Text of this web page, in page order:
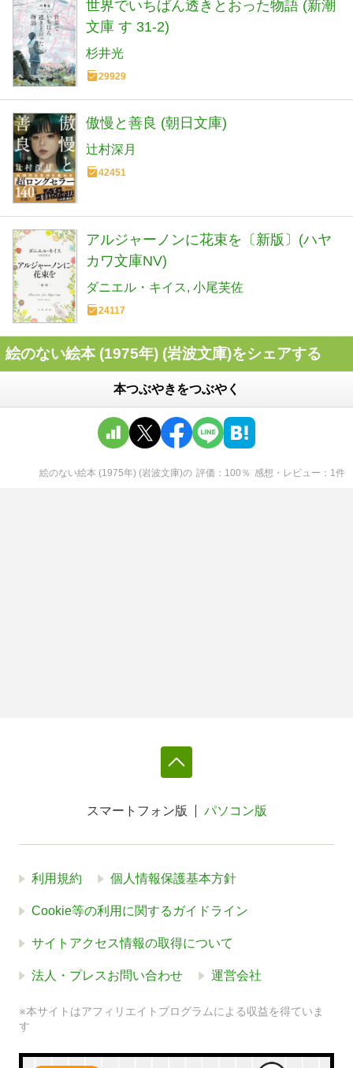
世界でいちばん透きとおった物語 (新潮
文庫 す 31-2)
杉井光
29929
傲慢と善良 (朝日文庫)
辻村深月
42451
アルジャーノンに花束を〔新版〕(ハヤ
カワ文庫NV)
ダニエル・キイス 小尾芙佐
24117
絵のない絵本 (1975年) (岩波文庫)をシェアする
本つぶやきをつぶやく
絵のない絵本 (1975年) (岩波文庫)の 評価 100 ％ 感想・レビュー 1件
スマートフォン版 パソコン版
利用規約 個人情報保護基本方針
Cookie等の利用に関するガイドライン
サイトアクセス情報の取得について
法人・プレスお問い合わせ 運営会社
※本サイトはアフィリエイトプログラムによる収益を得ていま
す